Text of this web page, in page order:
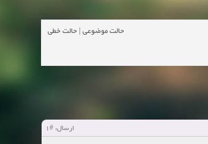
حالت موضوعی| حالت خطی
ارسال:#1